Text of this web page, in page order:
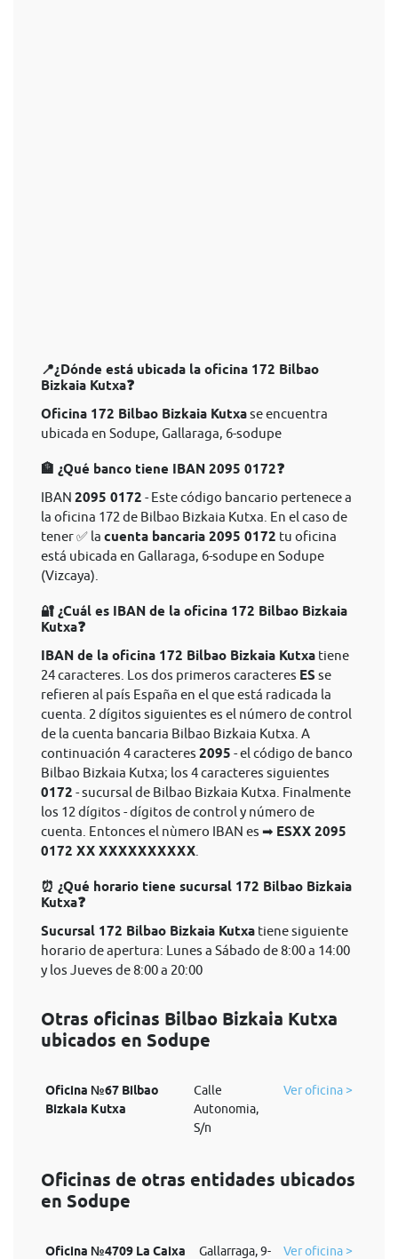
📍¿Dónde está ubicada la oficina 172 Bilbao
Bizkaia Kutxa❓
Oficina 172 Bilbao Bizkaia Kutxase encuentra
ubicada en Sodupe, Gallaraga, 6-sodupe
🏦 ¿Qué banco tiene IBAN 2095 0172❓
IBAN 2095 0172 - Este código bancario pertenece a
la oficina 172 de Bilbao Bizkaia Kutxa. En el caso de
tener ✅ la cuenta bancaria 2095 0172 tu oficina
está ubicada en Gallaraga, 6-sodupe en Sodupe
(Vizcaya).
🔐 ¿Cuál es IBAN de la oficina 172 Bilbao Bizkaia
Kutxa❓
IBAN de la oficina 172 Bilbao Bizkaia Kutxa tiene
24 caracteres. Los dos primeros caracteres ES se
refieren al país España en el que está radicada la
cuenta. 2 dígitos siguientes es el número de control
de la cuenta bancaria Bilbao Bizkaia Kutxa. A
continuación 4 caracteres 2095 - el código de banco
Bilbao Bizkaia Kutxa; los 4 caracteres siguientes
0172 - sucursal de Bilbao Bizkaia Kutxa. Finalmente
los 12 dígitos - dígitos de control y número de
cuenta. Entonces el nùmero IBAN es ➡ ESXX 2095
0172 XX XXXXXXXXXX
⏰ ¿Qué horario tiene sucursal 172 Bilbao Bizkaia
Kutxa❓
Sucursal 172 Bilbao Bizkaia Kutxa tiene siguiente
horario de apertura: Lunes a Sábado de 8:00 a 14:00
y los Jueves de 8:00 a 20:00
Otras oficinas Bilbao Bizkaia Kutxa
ubicados en Sodupe
Oficina №67 Bilbao
Bizkaia Kutxa
Calle
Autonomia,
S/n
Ver oficina >
Oficinas de otras entidades ubicados
en Sodupe
Oficina №4709 La Caixa
Gallarraga, 9-
Ver oficina >